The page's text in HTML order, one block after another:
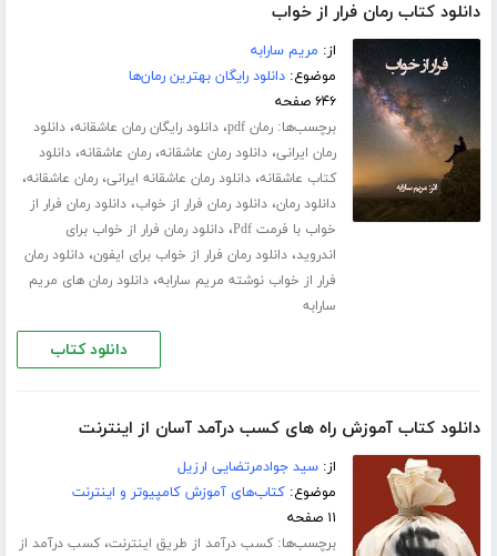
دانلود کتاب رمان فرار از خواب
از: مریم سارابه
موضوع:دانلود رایگان بهترین رمان‌ها
۶۴۶ صفحه
برچسب‌ها:رمان pdf ،دانلود رایگان رمان عاشقانه،دانلود
رمان ایرانی،دانلود رمان عاشقانه،رمان عاشقانه،دانلود
کتاب عاشقانه،دانلود رمان عاشقانه ایرانی،رمان عاشقانه،
دانلود رمان،دانلود رمان فرار از خواب،دانلود رمان فرار از
خواب با فرمت Pdf
،دانلود رمان فرار از خواب برای
اندروید،دانلود رمان فرار از خواب برای ایفون،دانلود رمان
فرار از خواب نوشته مریم سارابه،دانلود رمان های مریم
سارابه
دانلود کتاب
دانلود کتاب آموزش راه های کسب درآمد آسان از اینترنت
از:سید جوادمرتضایی ارزیل
موضوع:کتاب‌های آموزش کامپیوتر و اینترنت
۱۱ صفحه
برچسب‌ها:کسب درآمد از طریق اینترنت،کسب درآمد از